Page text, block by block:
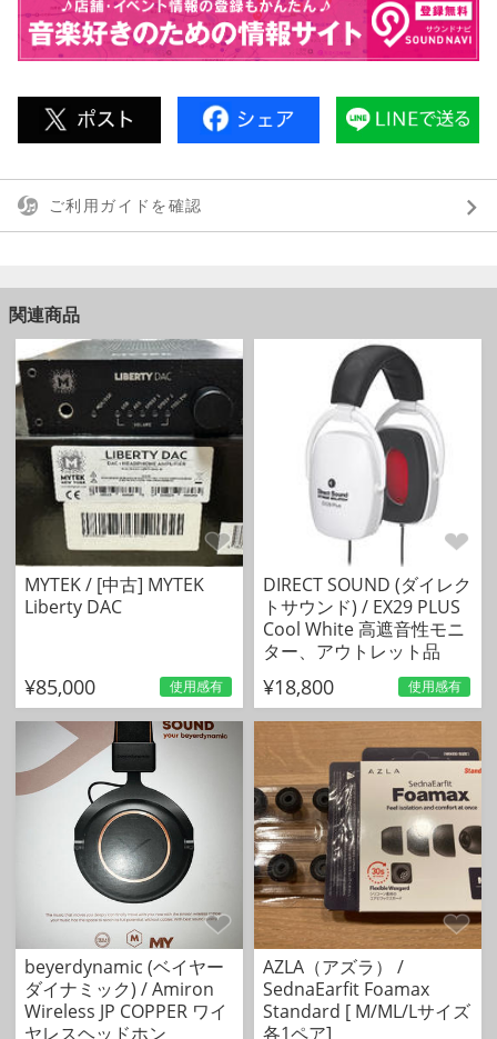
ご利用ガイドを確認
関連商品
MYTEK / [中古] MYTEK
Liberty DAC
¥85,000 使用感有
DIRECT SOUND (ダイレク
トサウンド) / EX29 PLUS
Cool White 高遮音性モニ
ター、アウトレット品
¥18,800 使用感有
beyerdynamic (ベイヤー
ダイナミック) / Amiron
Wireless JP COPPER ワイ
ヤレスヘッドホン
AZLA（アズラ） /
SednaEarfit Foamax
Standard [ M/ML/Lサイズ
各1ペア]